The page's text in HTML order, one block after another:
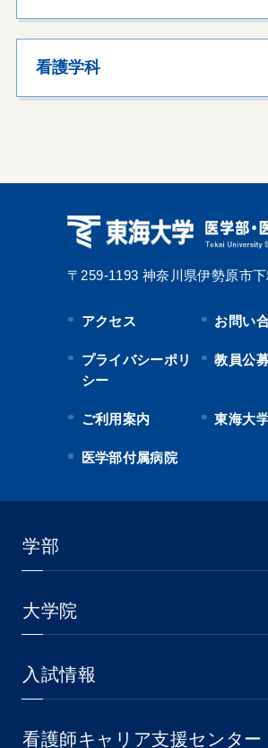
看護学科
〒259-1193 神奈川県伊勢原市
アクセス お問い
プライバシーポリ
シー
教員公
ご利用案内 東海大
医学部付属病院
学部
大学院
入試情報
看護師キャリア支援センター